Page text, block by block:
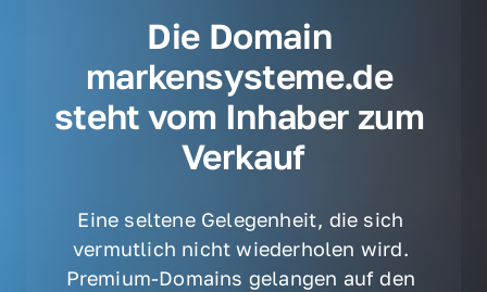
Die Domain
markensysteme.de
steht vom Inhaber zum
Verkauf
Eine seltene Gelegenheit, die sich
vermutlich nicht wiederholen wird.
Premium-Domains gelangen auf den